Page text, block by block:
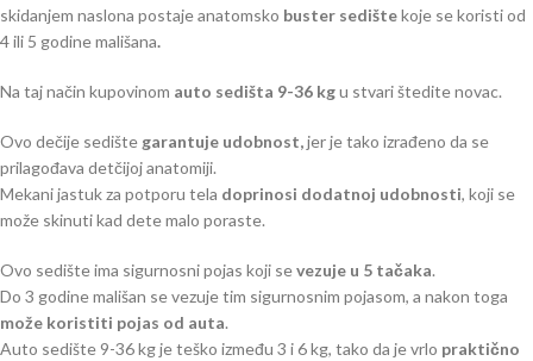
skidanjem naslona postaje anatomsko buster sedištekoje se koristi od
4 ili 5 godine mališana.
Na taj način kupovinom auto sedišta 9-36 kgu stvari štedite novac.
Ovo dečije sedište garantuje udobnost,jer je tako izrađeno da se
prilagođava detčijoj anatomiji.
Mekani jastuk za potporu tela doprinosi dodatnoj udobnosti, koji se
može skinuti kad dete malo poraste.
Ovo sedište ima sigurnosni pojas koji sevezuje u 5 tačaka.
Do 3 godine mališan se vezuje tim sigurnosnim pojasom, a nakon toga
može koristiti pojas od auta.
Auto sedište 9-36 kg je teško između 3 i 6 kg, tako da je vrlo praktično